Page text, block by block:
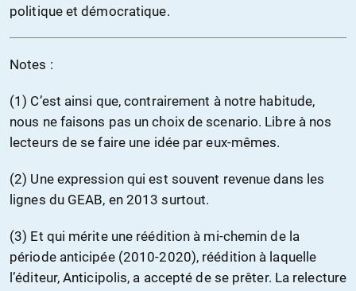
politique et démocratique.
Notes :
(1) C’est ainsi que, contrairement à notre habitude,
nous ne faisons pas un choix de scenario. Libre à nos
lecteurs de se faire une idée par eux-mêmes.
(2) Une expression qui est souvent revenue dans les
lignes du GEAB, en 2013 surtout.
(3) Et qui mérite une réédition à mi-chemin de la
période anticipée (2010-2020), réédition à laquelle
l’éditeur, Anticipolis, a accepté de se prêter. La relecture